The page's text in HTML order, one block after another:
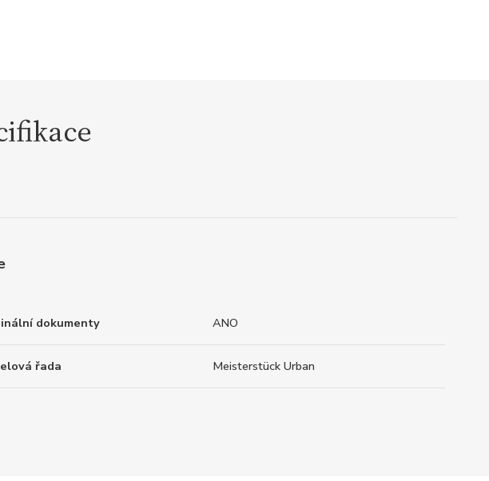
dokumenty ANO
řada Meisterstück Urban